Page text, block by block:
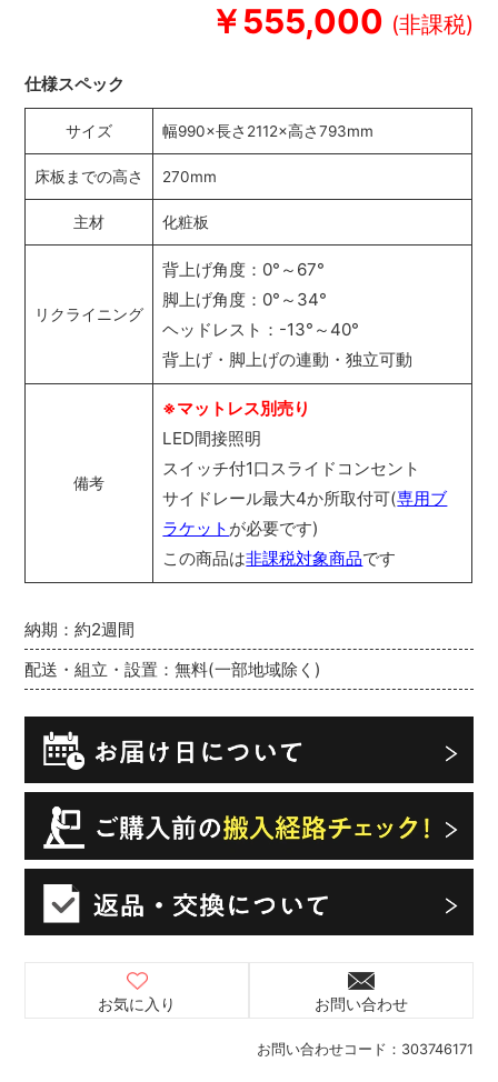
￥555,000
お問い合わせコード： 303746171
納期：約2週間
配送・組立・設置：無料(一部地域除く)
お気に入り お問い合わせ
仕様スペック
サイズ 幅990×長さ2112×高さ793mm
床板までの高さ 270mm
主材 化粧板
リクライニング
背上げ角度：0°～67°
脚上げ角度：0°～34°
ヘッドレスト：-13°～40°
背上げ・脚上げの連動・独立可動
備考
※マットレス別売り
LED間接照明
スイッチ付1口スライドコンセント
サイドレール最大4か所取付可(専用ブ
ラケット が必要です)
この商品は非課税対象商品です